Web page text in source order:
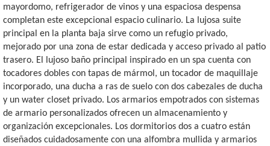
mayordomo, refrigerador de vinos y una espaciosa despensa
completan este excepcional espacio culinario. La lujosa suite
principal en la planta baja sirve como un refugio privado,
mejorado por una zona de estar dedicada y acceso privado al patio
trasero. El lujoso baño principal inspirado en un spa cuenta con
tocadores dobles con tapas de mármol, un tocador de maquillaje
incorporado, una ducha a ras de suelo con dos cabezales de ducha
y un water closet privado. Los armarios empotrados con sistemas
de armario personalizados ofrecen un almacenamiento y
organización excepcionales. Los dormitorios dos a cuatro están
diseñados cuidadosamente con una alfombra mullida y armarios